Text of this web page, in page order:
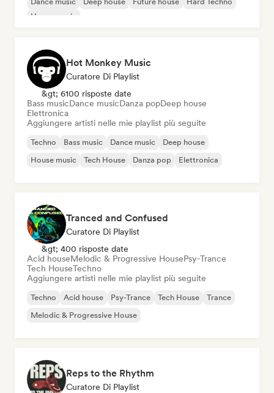
House music
Hot Monkey Music
Curatore Di Playlist
&gt; 6100 risposte date
Bass musicDance musicDanza popDeep house
Elettronica
Aggiungere artisti nelle mie playlist più seguite
Techno Bass music Dance music
Deep house
House music
Tech House Danza pop Elettronica
Tranced and Confused
Curatore Di Playlist
&gt; 400 risposte date
Acid houseMelodic & Progressive HousePsy-Trance
Tech HouseTechno
Aggiungere artisti nelle mie playlist più seguite
Techno Acid house Psy-Trance Tech House
Trance
Melodic & Progressive House
Reps to the Rhythm
Curatore Di Playlist